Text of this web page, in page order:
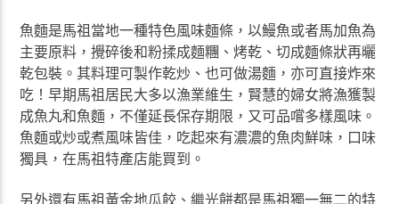
魚麵是馬祖當地一種特色風味麵條，以鰻魚或者馬加魚為
主要原料，攪碎後和粉揉成麵糰、烤乾、切成麵條狀再曬
乾包裝。其料理可製作乾炒、也可做湯麵，亦可直接炸來
吃！早期馬祖居民大多以漁業維生，賢慧的婦女將漁獲製
成魚丸和魚麵，不僅延長保存期限，又可品嚐多樣風味。
魚麵或炒或煮風味皆佳，吃起來有濃濃的魚肉鮮味，口味
獨具，在馬祖特產店能買到。
另外還有馬祖黃金地瓜餃、繼光餅都是馬祖獨一無二的特